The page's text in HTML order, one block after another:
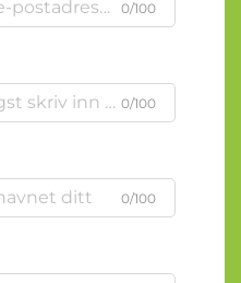
0/100
0/100
0/100